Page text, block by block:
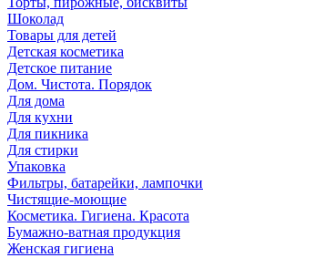
Шоколад
Товары для детей
Детская косметика
Детское питание
Дом. Чистота. Порядок
Для дома
Для кухни
Для пикника
Для стирки
Упаковка
Фильтры, батарейки, лампочки
Чистящие-моющие
Косметика. Гигиена. Красота
Бумажно-ватная продукция
Женская гигиена